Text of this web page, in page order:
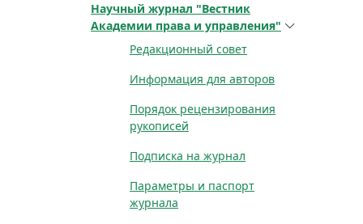
Научный журнал "Вестник
Академии права и управления"
Редакционный совет
Информация для авторов
Порядок рецензирования
рукописей
Подписка на журнал
Параметры и паспорт
журнала